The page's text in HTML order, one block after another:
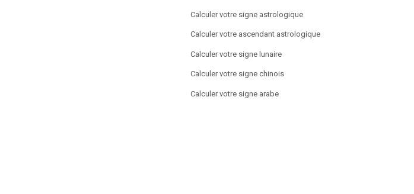
Calculer votre signe astrologique
Calculer votre ascendant astrologique
Calculer votre signe lunaire
Calculer votre signe chinois
Calculer votre signe arabe